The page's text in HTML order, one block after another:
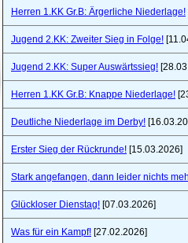
Herren 1.KK Gr.B: Ärgerliche Niederlage!
Jugend 2.KK: Zweiter Sieg in Folge!
Jugend 2.KK: Super Auswärtssieg!
Herren 1.KK Gr.B: Knappe Niederlage!
Deutliche Niederlage im Derby!
Erster Sieg der Rückrunde! [15.03.2026]
Stark angefangen, dann leider nichts
Glückloser Dienstag! [07.03.2026]
Was für ein Kampf! [27.02.2026]